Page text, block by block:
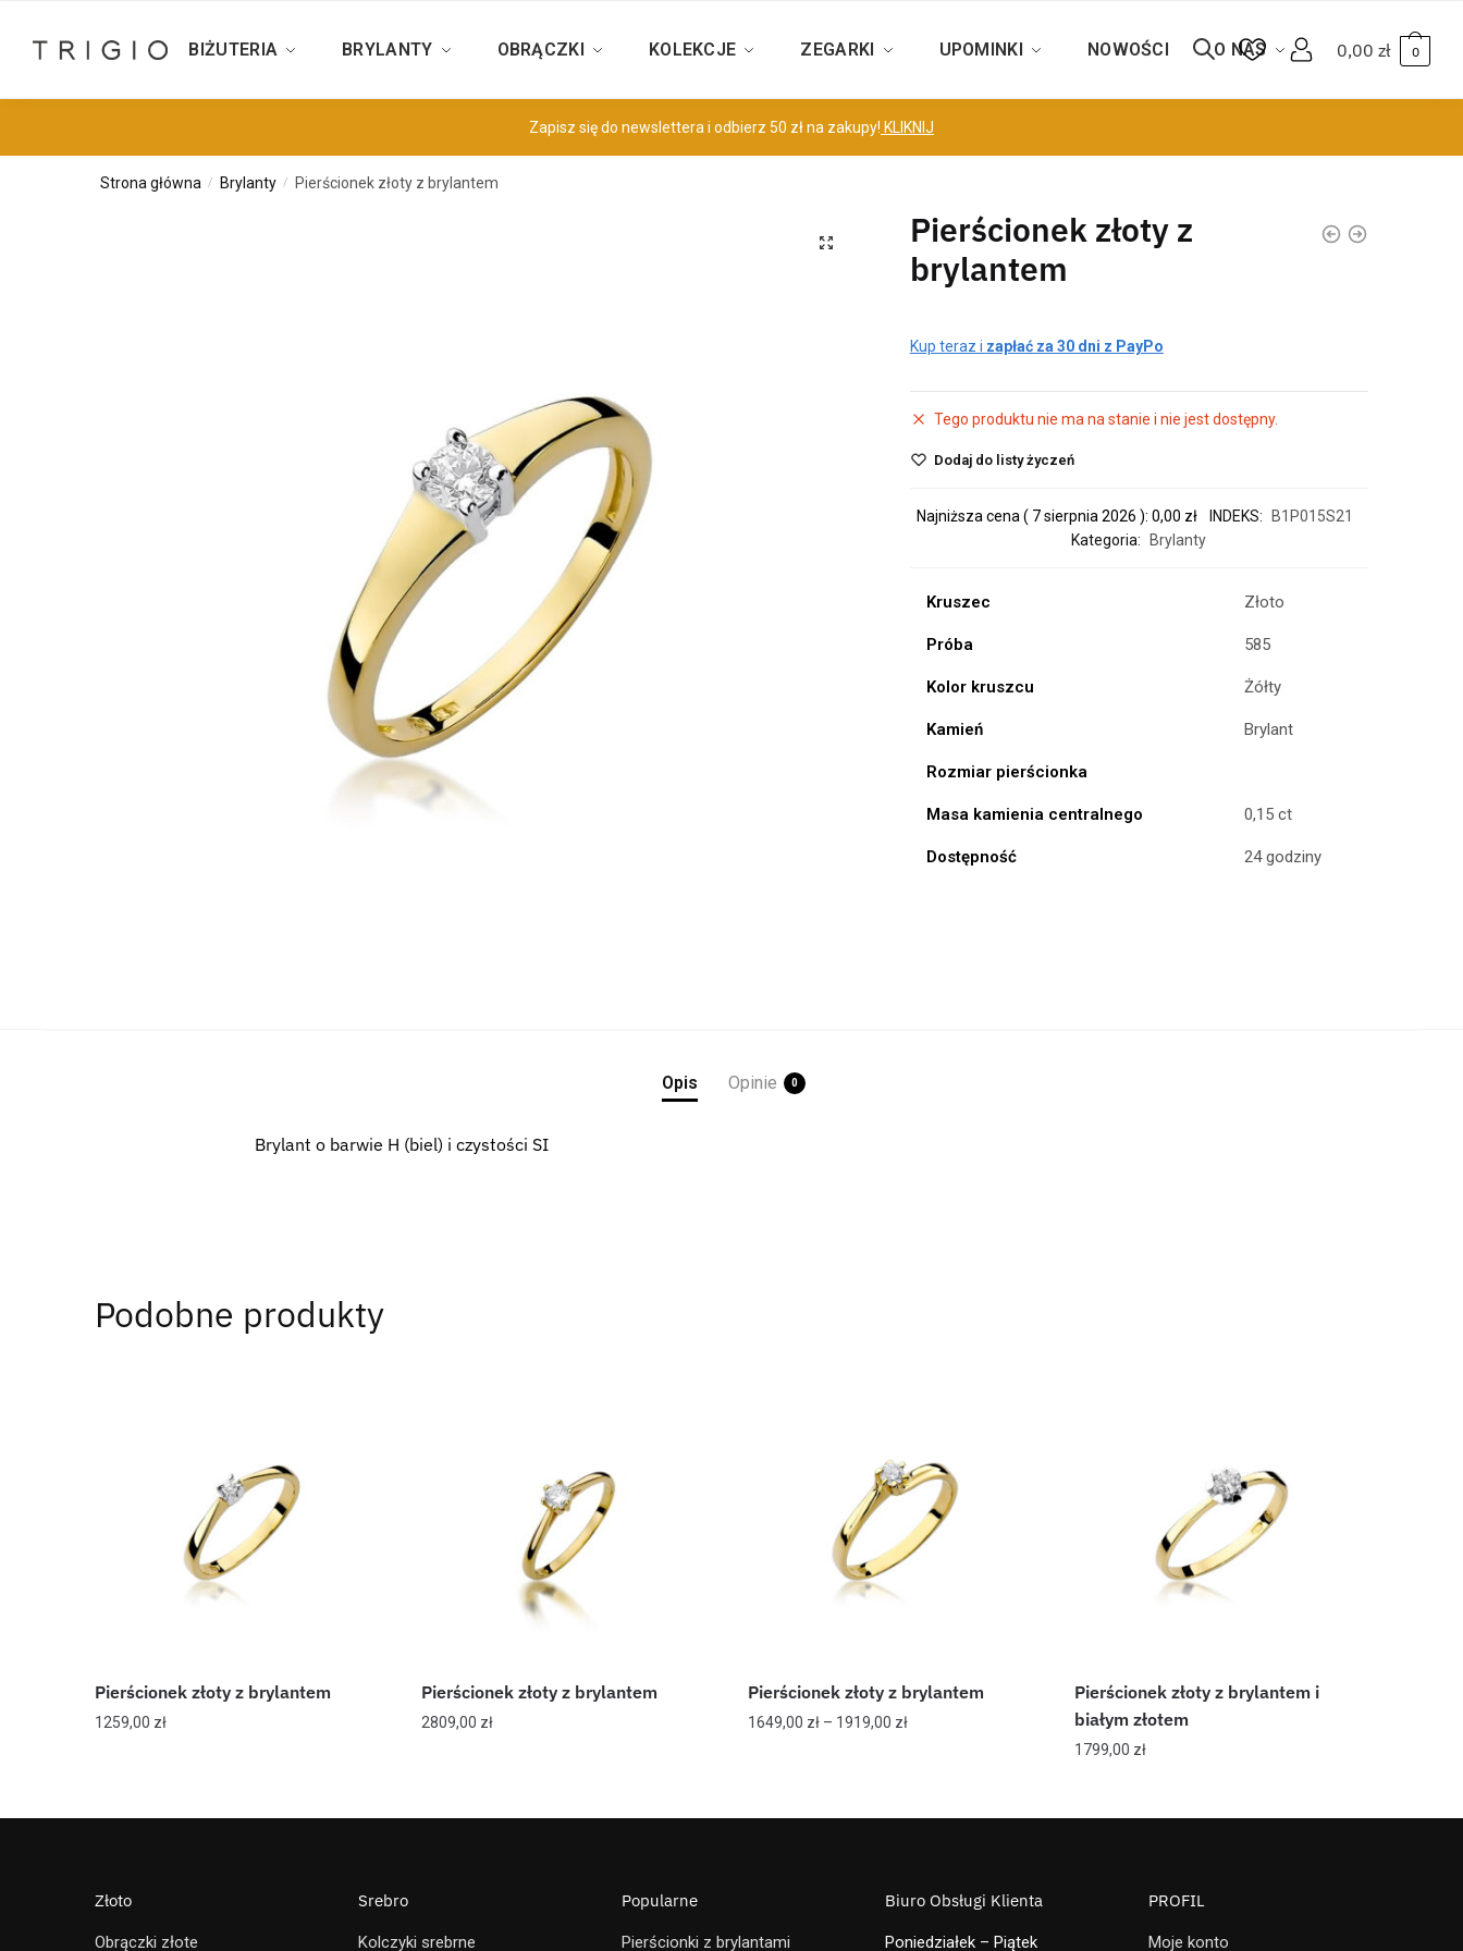
BIŻUTERIA BRYLANTY OBRĄCZKI KOLEKCJE ZEGARKI UPOMINKI NOWOŚCI O NAS 0,00 zł 0
Zapisz się do newslettera i odbierz 50 zł na zakupy! KLIKNIJ
Strona główna / Brylanty / Pierścionek złoty z brylantem
Pierścionek złoty z
brylantem
Kup teraz i zapłać za 30 dni z PayPo
Tego produktu nie ma na stanie i nie jest dostępny.
Dodaj do listy życzeń
Najniższa cena ( 7 sierpnia 2026 ): 0,00 zł INDEKS:
B1P015S21
Kategoria:
Brylanty
Kruszec Złoto
Próba 585
Kolor kruszcu Żółty
Kamień Brylant
Rozmiar pierścionka
Masa kamienia centralnego 0,15 ct
Dostępność 24 godziny
Opis Opinie 0
Brylant o barwie H (biel) i czystości SI
Podobne produkty
Pierścionek złoty z brylantem
1259,00 zł
Pierścionek złoty z brylantem
2809,00 zł
Pierścionek złoty z brylantem
1649,00 zł– 1919,00 zł
Pierścionek złoty z brylantem i
białym złotem
1799,00 zł
Złoto
Obrączki złote
Srebro
Kolczyki srebrne
Popularne
Pierścionki z brylantami
Biuro Obsługi Klienta
Poniedziałek – Piątek
PROFIL
Moje konto